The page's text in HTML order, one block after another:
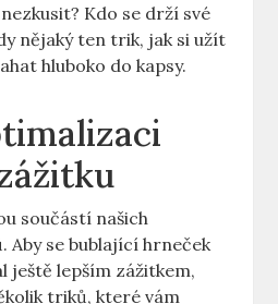
Kdo se drží své
nějaký ten trik, jak si užít
hluboko do kapsy.
součástí našich
Aby se bublající hrneček
ještě lepším zážitkem,
triků, které vám